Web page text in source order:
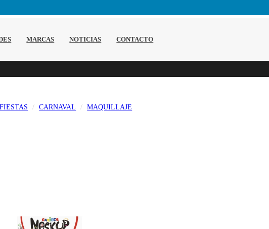
MARCAS NOTICIAS CONTACTO
CARNAVAL MAQUILLAJE